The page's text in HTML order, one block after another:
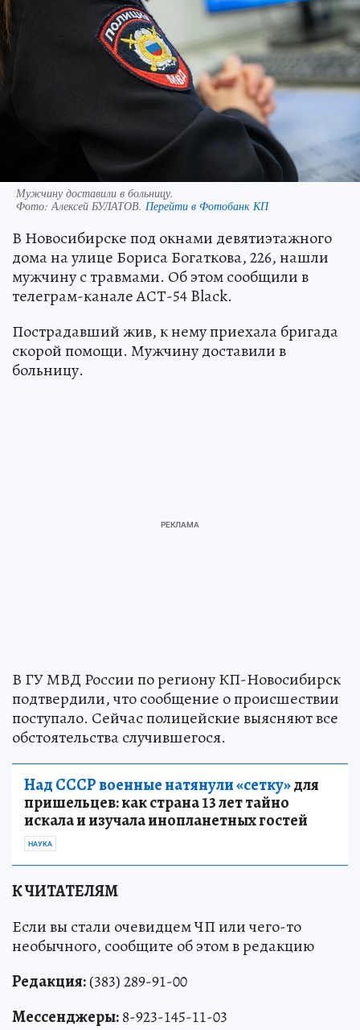
Мужчину доставили в больницу.
Фото: Алексей БУЛАТОВ. Перейти в Фотобанк КП
В Новосибирске под окнами девятиэтажного
дома на улице Бориса Богаткова, 226, нашли
мужчину с травмами. Об этом сообщили в
телеграм-канале АСТ-54 Black.
Пострадавший жив, к нему приехала бригада
скорой помощи. Мужчину доставили в
больницу.
В ГУ МВД России по региону КП-Новосибирск
подтвердили, что сообщение о происшествии
поступало. Сейчас полицейские выясняют все
обстоятельства случившегося.
Над СССР военные натянули «сетку»для
пришельцев: как страна 13 лет тайно
искала и изучала инопланетных гостей
НАУКА
К ЧИТАТЕЛЯМ
Если вы стали очевидцем ЧП или чего-то
необычного, сообщите об этом в редакцию
Редакция:(383) 289-91-00
Мессенджеры:8-923-145-11-03